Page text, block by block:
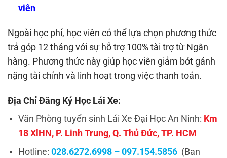
viên
Ngoài học phí, học viên có thể lựa chọn phương thức
trả góp 12 tháng với sự hỗ trợ 100% tài trợ từ Ngân
hàng. Phương thức này giúp học viên giảm bớt gánh
nặng tài chính và linh hoạt trong việc thanh toán.
Địa Chỉ Đăng Ký Học Lái Xe:
Văn Phòng tuyển sinh Lái Xe Đại Học An Ninh: Km
18 XlHN, P. Linh Trung, Q. Thủ Đức, TP. HCM
Hotline: 028.6272.6998 – 097.154.5856 (Ban